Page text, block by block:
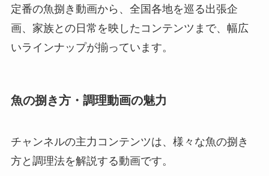
定番の魚捌き動画から、全国各地を巡る出張企
画、家族との日常を映したコンテンツまで、幅広
いラインナップが揃っています。
魚の捌き方・調理動画の魅力
チャンネルの主力コンテンツは、様々な魚の捌き
方と調理法を解説する動画です。